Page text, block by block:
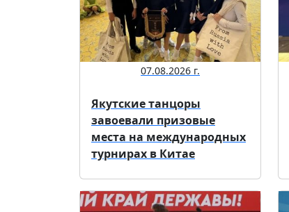
07.08.2026 г.
Якутские танцоры
завоевали призовые
места на международных
турнирах в Китае